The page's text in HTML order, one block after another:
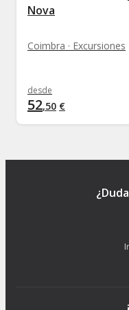
Nova
Coimbra · Excursiones
desde
52,50 €